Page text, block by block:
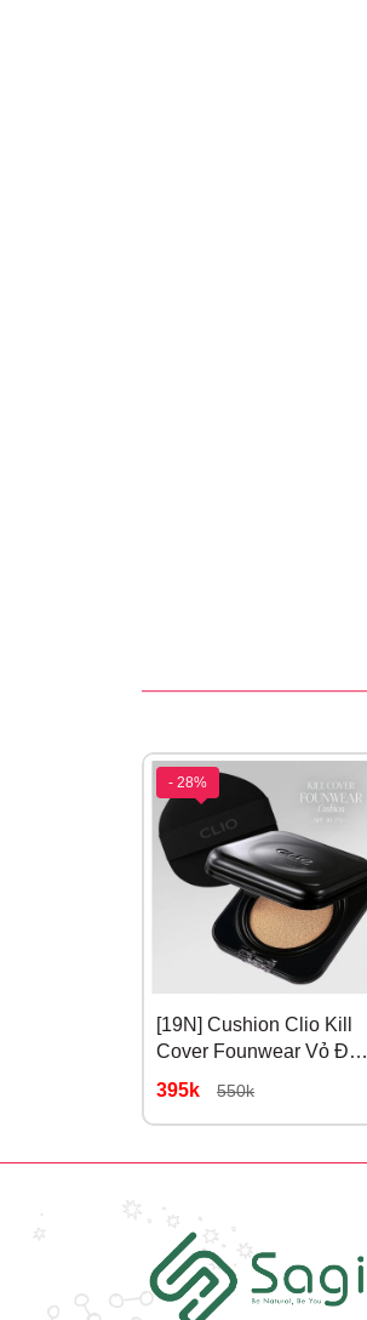
Thông tin sản phẩm
- Thương hiệu : MAC
- Dung tích : 5ml
- 28%
[19N] Cushion Clio Kill
Cover Founwear Vỏ Đen
Cho Da Dầu #19N
395k 550k